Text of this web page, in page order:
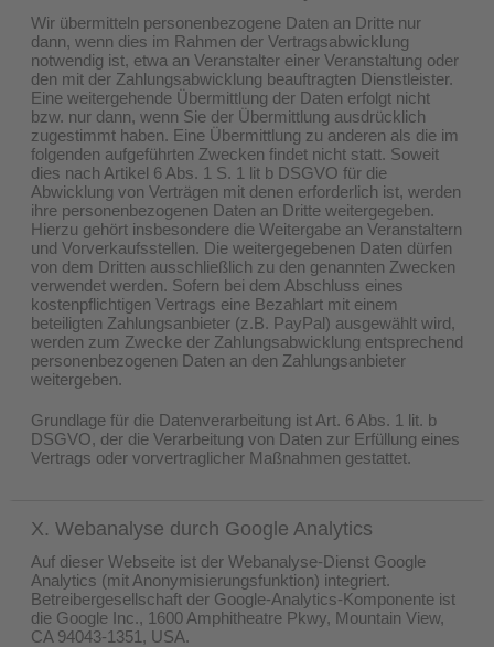
Wir übermitteln personenbezogene Daten an Dritte nur
dann, wenn dies im Rahmen der Vertragsabwicklung
notwendig ist, etwa an Veranstalter einer Veranstaltung oder
den mit der Zahlungsabwicklung beauftragten Dienstleister.
Eine weitergehende Übermittlung der Daten erfolgt nicht
bzw. nur dann, wenn Sie der Übermittlung ausdrücklich
zugestimmt haben. Eine Übermittlung zu anderen als die im
folgenden aufgeführten Zwecken findet nicht statt. Soweit
dies nach Artikel 6 Abs. 1 S. 1 lit b DSGVO für die
Abwicklung von Verträgen mit denen erforderlich ist, werden
ihre personenbezogenen Daten an Dritte weitergegeben.
Hierzu gehört insbesondere die Weitergabe an Veranstaltern
und Vorverkaufsstellen. Die weitergegebenen Daten dürfen
von dem Dritten ausschließlich zu den genannten Zwecken
verwendet werden. Sofern bei dem Abschluss eines
kostenpflichtigen Vertrags eine Bezahlart mit einem
beteiligten Zahlungsanbieter (z.B. PayPal) ausgewählt wird,
werden zum Zwecke der Zahlungsabwicklung entsprechend
personenbezogenen Daten an den Zahlungsanbieter
weitergeben.
Grundlage für die Datenverarbeitung ist Art. 6 Abs. 1 lit. b
DSGVO, der die Verarbeitung von Daten zur Erfüllung eines
Vertrags oder vorvertraglicher Maßnahmen gestattet.
X. Webanalyse durch Google Analytics
Auf dieser Webseite ist der Webanalyse-Dienst Google
Analytics (mit Anonymisierungsfunktion) integriert.
Betreibergesellschaft der Google-Analytics-Komponente ist
die Google Inc., 1600 Amphitheatre Pkwy, Mountain View,
CA 94043-1351, USA.